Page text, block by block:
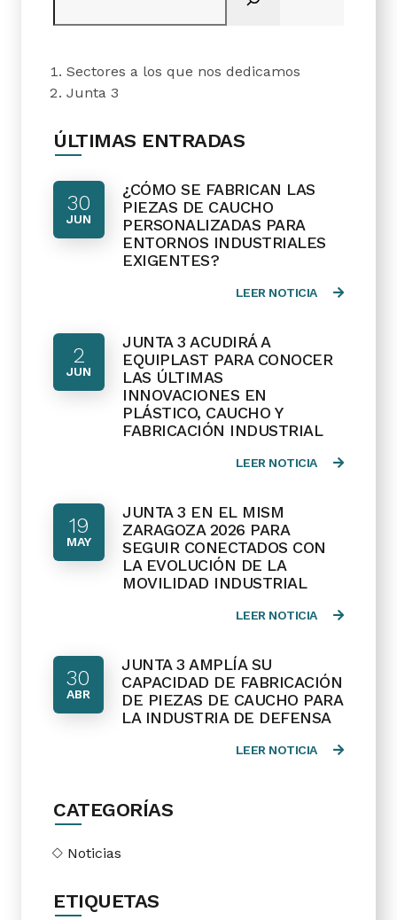
Sectores a los que nos dedicamos
Junta 3
ÚLTIMAS ENTRADAS
30
JUN
¿CÓMO SE FABRICAN LAS
PIEZAS DE CAUCHO
PERSONALIZADAS PARA
ENTORNOS INDUSTRIALES
EXIGENTES?
LEER NOTICIA
2
JUN
JUNTA 3 ACUDIRÁ A
EQUIPLAST PARA CONOCER
LAS ÚLTIMAS
INNOVACIONES EN
PLÁSTICO, CAUCHO Y
FABRICACIÓN INDUSTRIAL
LEER NOTICIA
19
MAY
JUNTA 3 EN EL MISM
ZARAGOZA 2026 PARA
SEGUIR CONECTADOS CON
LA EVOLUCIÓN DE LA
MOVILIDAD INDUSTRIAL
LEER NOTICIA
30
ABR
JUNTA 3 AMPLÍA SU
CAPACIDAD DE FABRICACIÓN
DE PIEZAS DE CAUCHO PARA
LA INDUSTRIA DE DEFENSA
LEER NOTICIA
CATEGORÍAS
Noticias
ETIQUETAS